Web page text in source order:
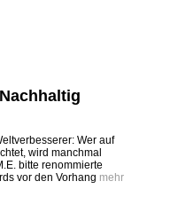
Wer auf
wird manchmal
bitte renommierte
vor den Vorhang mehr